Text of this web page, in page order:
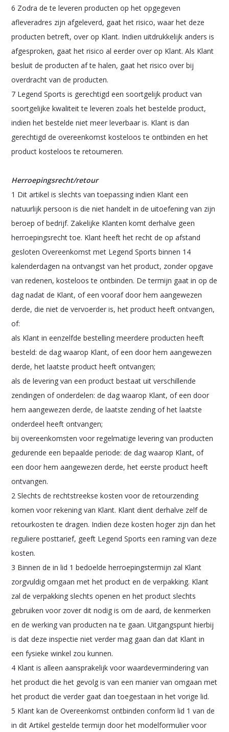
6 Zodra de te leveren producten op het opgegeven
afleveradres zijn afgeleverd, gaat het risico, waar het deze
producten betreft, over op Klant. Indien uitdrukkelijk anders is
afgesproken, gaat het risico al eerder over op Klant. Als Klant
besluit de producten af te halen, gaat het risico over bij
overdracht van de producten.
7 Legend Sports is gerechtigd een soortgelijk product van
soortgelijke kwaliteit te leveren zoals het bestelde product,
indien het bestelde niet meer leverbaar is. Klant is dan
gerechtigd de overeenkomst kosteloos te ontbinden en het
product kosteloos te retourneren.
Herroepingsrecht/retour
1 Dit artikel is slechts van toepassing indien Klant een
natuurlijk persoon is die niet handelt in de uitoefening van zijn
beroep of bedrijf. Zakelijke Klanten komt derhalve geen
herroepingsrecht toe. Klant heeft het recht de op afstand
gesloten Overeenkomst met Legend Sports binnen 14
kalenderdagen na ontvangst van het product, zonder opgave
van redenen, kosteloos te ontbinden. De termijn gaat in op de
dag nadat de Klant, of een vooraf door hem aangewezen
derde, die niet de vervoerder is, het product heeft ontvangen,
of:
als Klant in eenzelfde bestelling meerdere producten heeft
besteld: de dag waarop Klant, of een door hem aangewezen
derde, het laatste product heeft ontvangen;
als de levering van een product bestaat uit verschillende
zendingen of onderdelen: de dag waarop Klant, of een door
hem aangewezen derde, de laatste zending of het laatste
onderdeel heeft ontvangen;
bij overeenkomsten voor regelmatige levering van producten
gedurende een bepaalde periode: de dag waarop Klant, of
een door hem aangewezen derde, het eerste product heeft
ontvangen.
2 Slechts de rechtstreekse kosten voor de retourzending
komen voor rekening van Klant. Klant dient derhalve zelf de
retourkosten te dragen. Indien deze kosten hoger zijn dan het
reguliere posttarief, geeft Legend Sports een raming van deze
kosten.
3 Binnen de in lid 1 bedoelde herroepingstermijn zal Klant
zorgvuldig omgaan met het product en de verpakking. Klant
zal de verpakking slechts openen en het product slechts
gebruiken voor zover dit nodig is om de aard, de kenmerken
en de werking van producten na te gaan. Uitgangspunt hierbij
is dat deze inspectie niet verder mag gaan dan dat Klant in
een fysieke winkel zou kunnen.
4 Klant is alleen aansprakelijk voor waardevermindering van
het product die het gevolg is van een manier van omgaan met
het product die verder gaat dan toegestaan in het vorige lid.
5 Klant kan de Overeenkomst ontbinden conform lid 1 van de
in dit Artikel gestelde termijn door het modelformulier voor